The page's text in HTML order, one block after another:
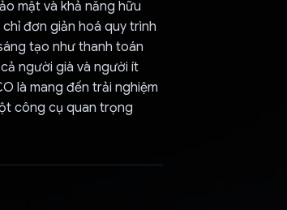
mật và khả năng hữu
đơn giản hoá quy trình
tạo như thanh toán
người già và người ít
là mang đến trải nghiệm
công cụ quan trọng